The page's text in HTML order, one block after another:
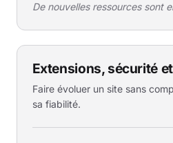
De nouvelles ressources sont
Extensions, sécurité
Faire évoluer un site sans
sa fiabilité.